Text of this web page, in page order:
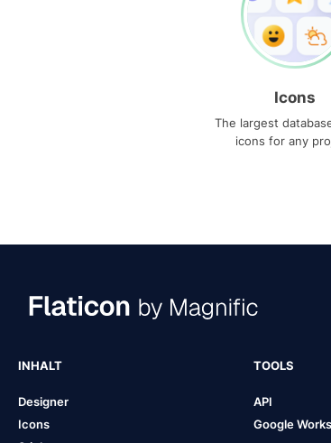
Icons
The largest
icons for any
INHALT
Designer
Icons
TOOLS
API
Google